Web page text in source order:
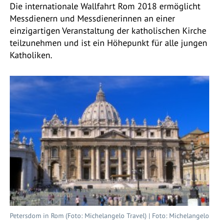
Die internationale Wallfahrt Rom 2018 ermöglicht
Messdienern und Messdienerinnen an einer
einzigartigen Veranstaltung der katholischen Kirche
teilzunehmen und ist ein Höhepunkt für alle jungen
Katholiken.
Petersdom in Rom (Foto: Michelangelo Travel) | Foto: Michelangelo